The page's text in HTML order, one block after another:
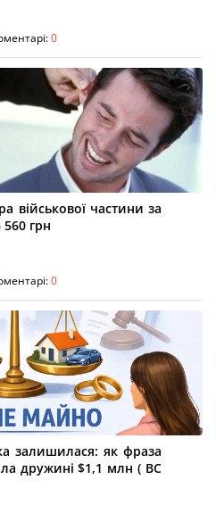
0
військової частини за
грн
0
залишилася: як фраза
дружині $1,1 млн ( ВС